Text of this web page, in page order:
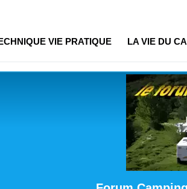
VIE PRATIQUE LA VIE DU